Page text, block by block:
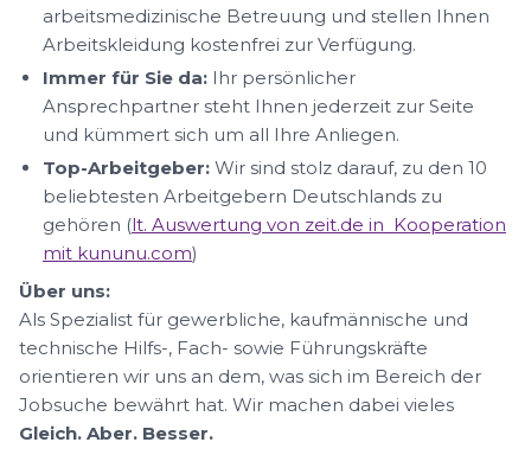
arbeitsmedizinische Betreuung und stellen Ihnen
Arbeitskleidung kostenfrei zur Verfügung.
Immer für Sie da: Ihr persönlicher
Ansprechpartner steht Ihnen jederzeit zur Seite
und kümmert sich um all Ihre Anliegen.
Top-Arbeitgeber: Wir sind stolz darauf, zu den 10
beliebtesten Arbeitgebern Deutschlands zu
gehören (lt. Auswertung von zeit.de in Kooperation
mit kununu.com)
Über uns:
Als Spezialist für gewerbliche, kaufmännische und
technische Hilfs-, Fach- sowie Führungskräfte
orientieren wir uns an dem, was sich im Bereich der
Jobsuche bewährt hat. Wir machen dabei vieles
Gleich. Aber. Besser.